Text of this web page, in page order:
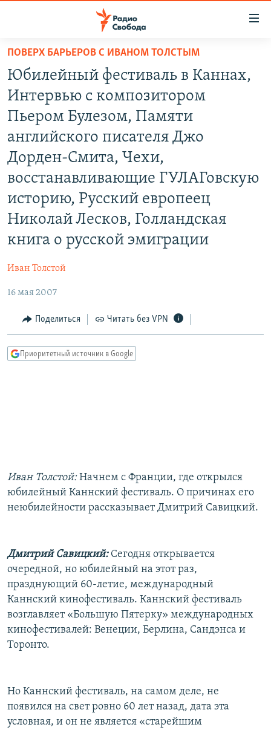
упрощенного
доступа
Вернуться
основному
содержанию
Вернутся
главной
навигации
Вернутся
поиску
ПРОГРАММЫ
АВТОРСКИЕ ПРОЕКТЫ
ЦИТАТЫ СВОБОДЫ
МНЕНИЯ
КУЛЬТУРА
IDEL.РЕАЛИИ
КАВКАЗ.РЕАЛИИ
СЕВЕР.РЕАЛИИ
СОЦИАЛЬНЫЕ СЕТИ
ПОВЕРХ БАРЬЕРОВ С ИВАНОМ ТОЛСТЫМ
Юбилейный фестиваль в Каннах,
Интервью с композитором
Пьером Булезом, Памяти
английского писателя Джо
Дорден-Смита, Чехи,
восстанавливающие ГУЛАГовскую
историю, Русский европеец
Николай Лесков, Голландская
книга о русской эмиграции
Иван Толстой
16 мая 2007
Поделиться Читать без VPN
Приоритетный источник в Google
Иван Толстой:Начнем с Франции, где открылся
юбилейный Каннский фестиваль. О причинах его
неюбилейности рассказывает Дмитрий Савицкий.
Дмитрий Савицкий: Сегодня открывается
очередной, но юбилейный на этот раз,
празднующий 60-летие, международный
Каннский кинофестиваль. Каннский фестиваль
возглавляет «Большую Пятерку» международных
кинофестивалей: Венеции, Берлина, Сандэнса и
Торонто.
Но Каннский фестиваль, на самом деле, не
появился на свет ровно 60 лет назад, дата эта
условная, и он не является «старейшим